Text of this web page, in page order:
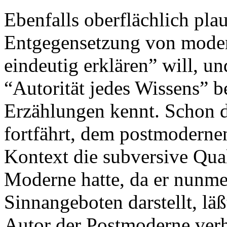
Ebenfalls oberflächlich
Entgegensetzung von
eindeutig erklären” will,
“Autorität jedes Wissens”
Erzählungen kennt. Schon
fortfährt, dem
Kontext die subversive
Moderne hatte, da er
Sinnangeboten darstellt,